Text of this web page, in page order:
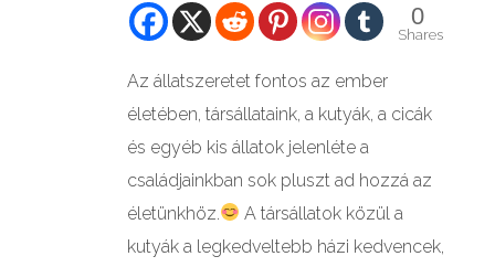
0
Shares
Az állatszeretet fontos az ember
életében, társállataink, a kutyák, a cicák
és egyéb kis állatok jelenléte a
családjainkban sok pluszt ad hozzá az
életünkhöz.
A társállatok közül a
kutyák a legkedveltebb házi kedvencek,